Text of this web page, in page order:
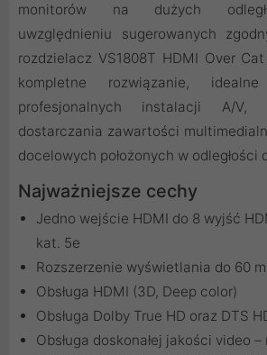
monitorów na dużych
uwzględnieniu sugerowanych
rozdzielacz VS1808T HDMI Over
kompletne rozwiązanie,
profesjonalnych instalacji A/V,
dostarczania zawartości
docelowych położonych w odległości
Najważniejsze cechy
Jedno wejście HDMI do 8 wyjść
kat. 5e
Rozszerzenie wyświetlania do 60 m
Obsługa HDMI (3D, Deep color)
Obsługa Dolby True HD oraz DTS
Obsługa doskonałej jakości video